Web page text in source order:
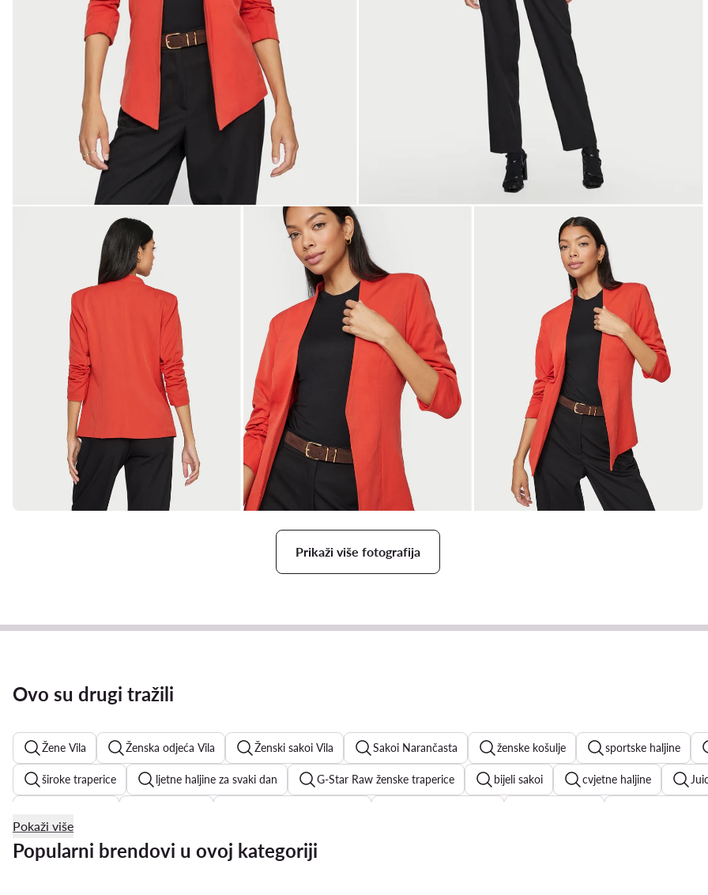
Prikaži više fotografija
Ovo su drugi tražili
Žene Vila Ženska odjeća Vila Ženski sakoi Vila Sakoi Narančasta ženske košulje sportske haljine
široke traperice ljetne haljine za svaki dan G-Star Raw ženske traperice bijeli sakoi cvjetne haljine
haljine na točkice crne ljetne haljine bijele košulje ženske
Pokaži više
Popularni brendovi u ovoj kategoriji